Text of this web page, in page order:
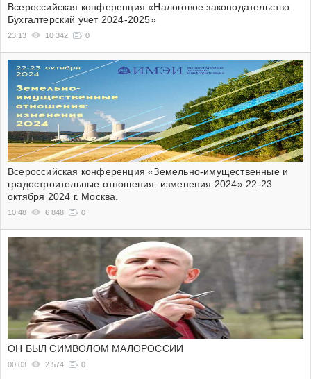
Всероссийская конференция «Налоговое законодательство.
Бухгалтерский учет 2024-2025»
23:13 10 342 0
Всероссийская конференция «Земельно-имущественные и
градостроительные отношения: изменения 2024» 22-23
октября 2024 г. Москва.
10:48 6 848 0
ОН БЫЛ СИМВОЛОМ МАЛОРОССИИ
00:03 2 574 0